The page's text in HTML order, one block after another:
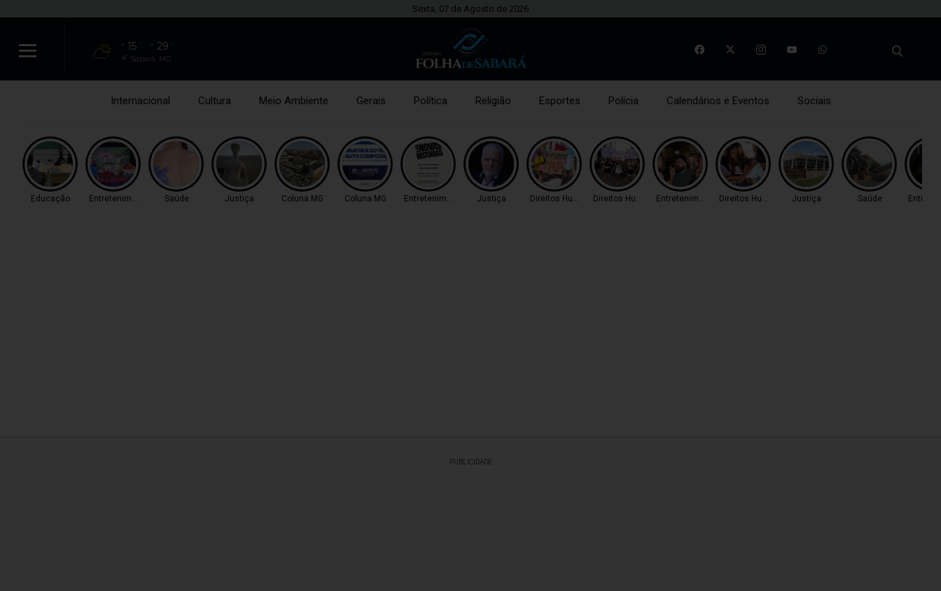
Sexta, 07 de Agosto de 2026
15 29
Sabará, MG
Internacional Cultura Meio Ambiente Gerais Política Religião Esportes Polícia Calendários e Eventos Sociais
Educação Entretenimento Saúde Justiça Coluna MG Coluna MG Entretenimento Justiça Direitos HumanosDireitos HumanosEntretenimento Direitos Humanos Justiça Saúde
PUBLICIDADE